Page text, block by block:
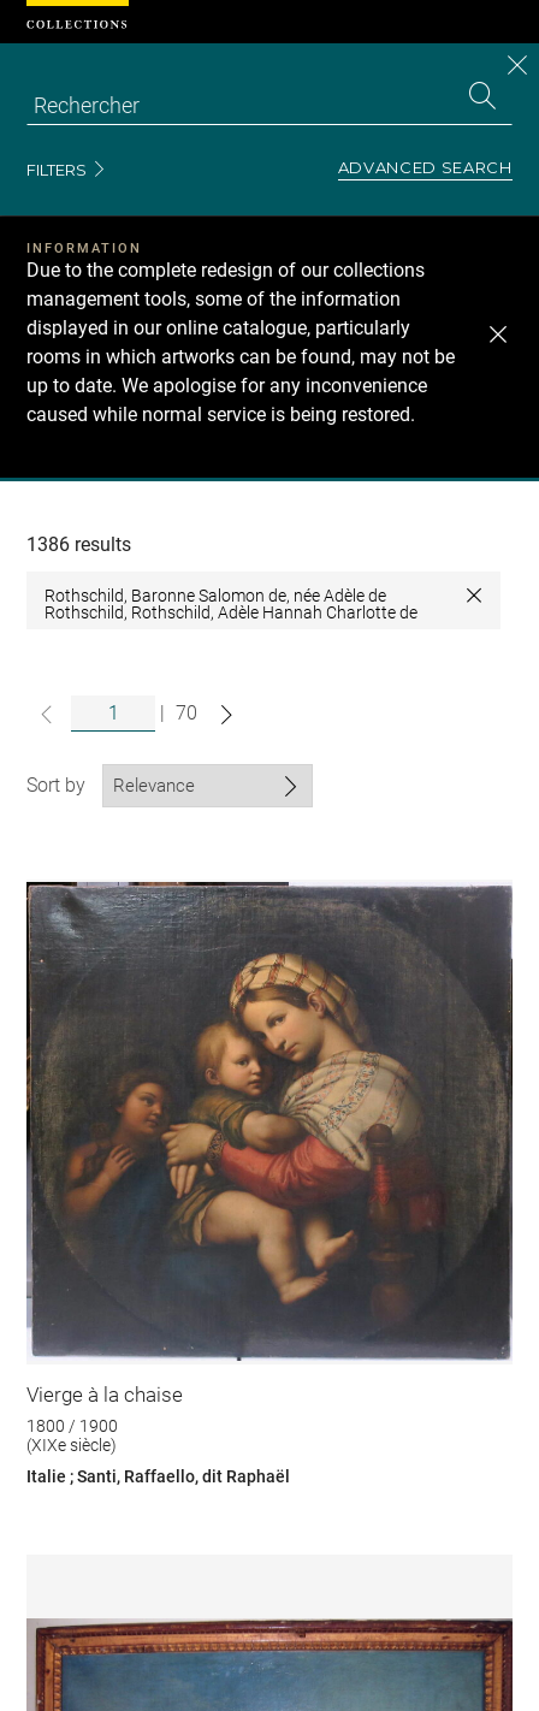
FILTERS ADVANCED SEARCH
INFORMATION
Due to the complete redesign of our collections
management tools, some of the information
displayed in our online catalogue, particularly
rooms in which artworks can be found, may not be
up to date. We apologise for any inconvenience
caused while normal service is being restored.
Recherche
collections
1386 results
Rothschild, Baronne Salomon de, née Adèle de
Rothschild, Rothschild, Adèle Hannah Charlotte de
Close
70
Sort by
Vierge à la chaise
1800 / 1900
(XIXe siècle)
Italie ; Santi, Raffaello, dit Raphaël
Cookies management panel